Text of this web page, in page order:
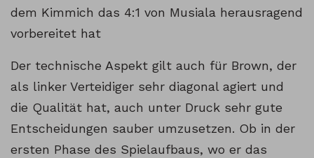
dem Kimmich das 4:1 von Musiala herausragend
vorbereitet hat
Der technische Aspekt gilt auch für Brown, der
als linker Verteidiger sehr diagonal agiert und
die Qualität hat, auch unter Druck sehr gute
Entscheidungen sauber umzusetzen. Ob in der
ersten Phase des Spielaufbaus, wo er das